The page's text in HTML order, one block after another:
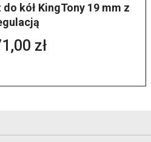
kół KingTony 19 mm z
zł